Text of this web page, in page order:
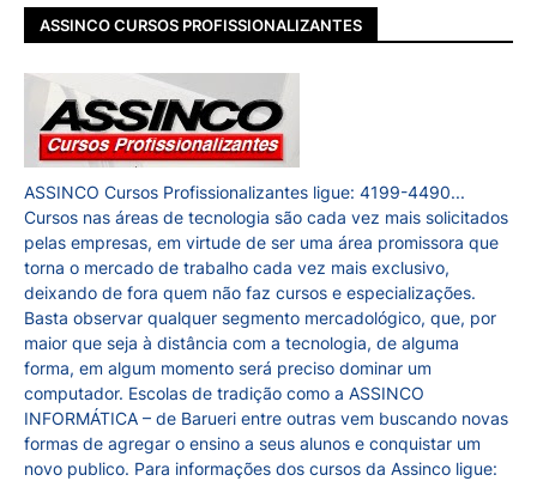
ASSINCO CURSOS PROFISSIONALIZANTES
ASSINCO Cursos Profissionalizantes ligue: 4199-4490...
Cursos nas áreas de tecnologia são cada vez mais solicitados
pelas empresas, em virtude de ser uma área promissora que
torna o mercado de trabalho cada vez mais exclusivo,
deixando de fora quem não faz cursos e especializações.
Basta observar qualquer segmento mercadológico, que, por
maior que seja à distância com a tecnologia, de alguma
forma, em algum momento será preciso dominar um
computador. Escolas de tradição como a ASSINCO
INFORMÁTICA – de Barueri entre outras vem buscando novas
formas de agregar o ensino a seus alunos e conquistar um
novo publico. Para informações dos cursos da Assinco ligue: